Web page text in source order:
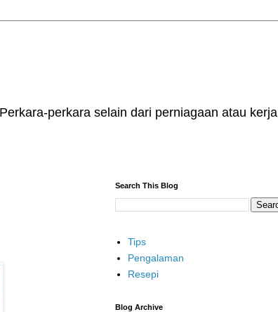
perkara selain dari perniagaan atau kerja
Search This Blog
Tips
Pengalaman
Resepi
Blog Archive